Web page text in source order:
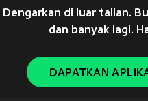
Dengarkan di luar talian.
dan banyak lagi.
DAPATKAN